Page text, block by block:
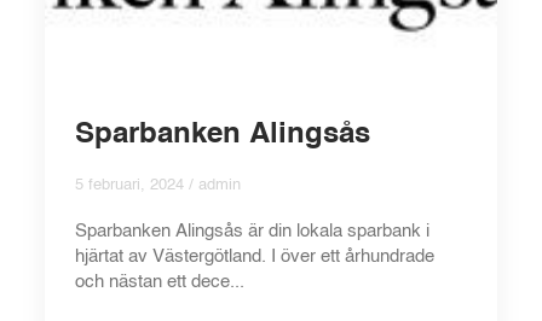
Sparbanken Alingsås
5 februari, 2024 / admin
Sparbanken Alingsås är din lokala sparbank i
hjärtat av Västergötland. I över ett århundrade
och nästan ett dece...